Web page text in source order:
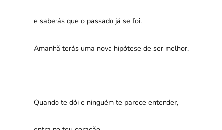
e saberás que o passado já se foi.
Amanhã terás uma nova hipótese de ser melhor.
Quando te dói e ninguém te parece entender,